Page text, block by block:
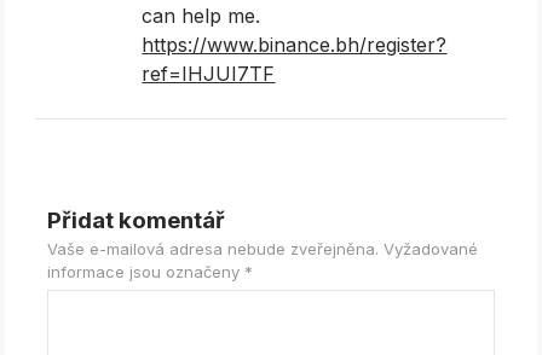
can help me.
https://www.binance.bh/register?
ref=IHJUI7TF
Přidat komentář
Vaše e-mailová adresa nebude zveřejněna. Vyžadované
informace jsou označeny *